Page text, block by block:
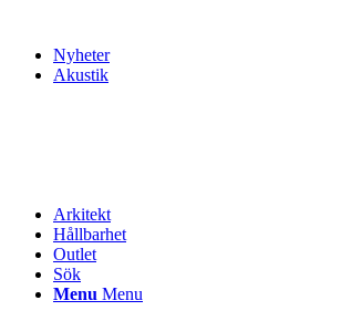
Nyheter
Akustik
Arkitekt
Hållbarhet
Outlet
Sök
Menu Menu